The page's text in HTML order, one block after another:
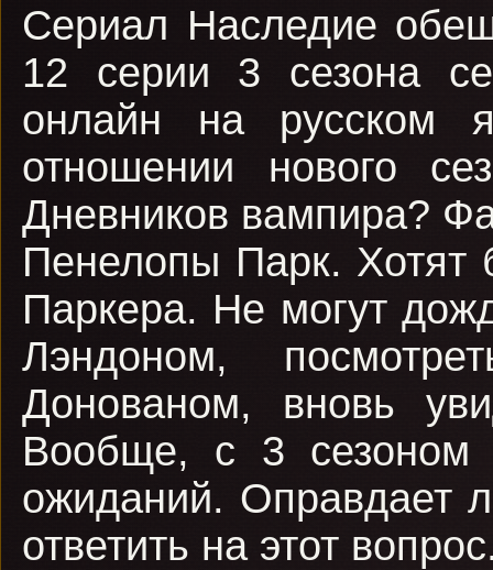
Сериал Наследие
12 серии 3 сезона
онлайн на русском
отношении нового
Дневников вампира?
Пенелопы Парк. Хотят
Паркера. Не могут
Лэндоном,
Донованом, вновь
Вообще, с 3 сезоном
ожиданий. Оправдает
ответить на этот